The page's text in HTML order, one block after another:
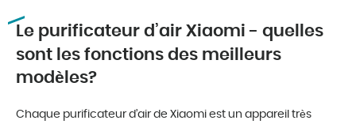
Le purificateur d’air Xiaomi - quelles
sont les fonctions des meilleurs
modèles?
Chaque purificateur d’air de Xiaomi est un appareil très